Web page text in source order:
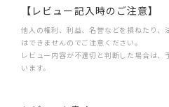
【レビュー記入時のご注意】
他人の権利、利益、名誉などを損ねたり、
はできませんのでご注意ください。
レビュー内容が不適切と判断した場合は
います。